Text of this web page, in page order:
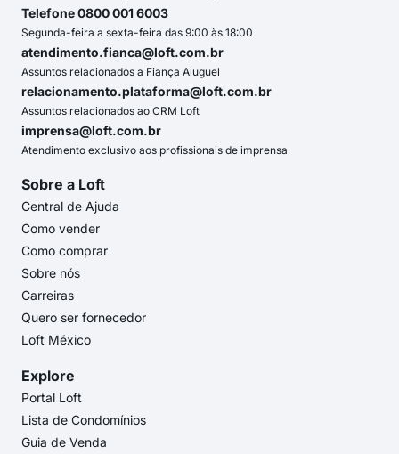
Telefone 0800 001 6003
Segunda-feira a sexta-feira das 9:00 às 18:00
atendimento.fianca@loft.com.br
Assuntos relacionados a Fiança Aluguel
relacionamento.plataforma@loft.com.br
Assuntos relacionados ao CRM Loft
imprensa@loft.com.br
Atendimento exclusivo aos profissionais de imprensa
Sobre a Loft
Central de Ajuda
Como vender
Como comprar
Sobre nós
Carreiras
Quero ser fornecedor
Loft México
Explore
Portal Loft
Lista de Condomínios
Guia de Venda